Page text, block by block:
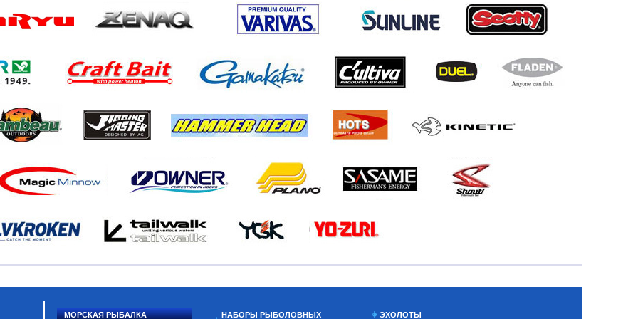
МОРСКАЯ РЫБАЛКА НАБОРЫ РЫБОЛОВНЫХ ЭХОЛОТЫ